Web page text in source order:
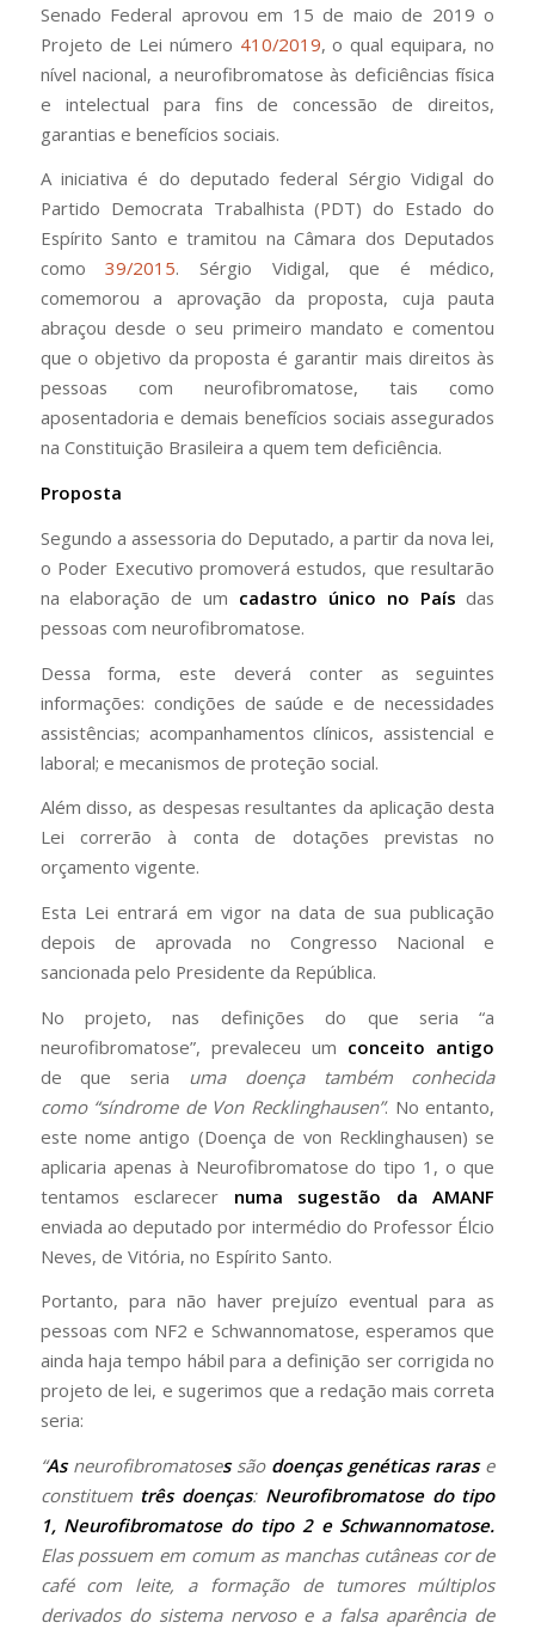
Senado Federal aprovou em 15 de maio de 2019 o
Projeto de Lei número 410/2019, o qual equipara, no
nível nacional, a neurofibromatose às deficiências física
e intelectual para fins de concessão de direitos,
garantias e benefícios sociais.
A iniciativa é do deputado federal Sérgio Vidigal do
Partido Democrata Trabalhista (PDT) do Estado do
Espírito Santo e tramitou na Câmara dos Deputados
como39/2015. Sérgio Vidigal, que é médico,
comemorou a aprovação da proposta, cuja pauta
abraçou desde o seu primeiro mandato e comentou
que o objetivo da proposta é garantir mais direitos às
pessoas com neurofibromatose, tais como
aposentadoria e demais benefícios sociais assegurados
na Constituição Brasileira a quem tem deficiência.
Proposta
Segundo a assessoria do Deputado, a partir da nova lei,
o Poder Executivo promoverá estudos, que resultarão
na elaboração de um cadastro único no País das
pessoas com neurofibromatose.
Dessa forma, este deverá conter as seguintes
informações: condições de saúde e de necessidades
assistências; acompanhamentos clínicos, assistencial e
laboral; e mecanismos de proteção social.
Além disso, as despesas resultantes da aplicação desta
Lei correrão à conta de dotações previstas no
orçamento vigente.
Esta Lei entrará em vigor na data de sua publicação
depois de aprovada no Congresso Nacional e
sancionada pelo Presidente da República.
No projeto, nas definições do que seria “a
neurofibromatose”, prevaleceu um conceito antigo
de que seria uma doença também conhecida
como “síndrome de Von Recklinghausen”. No entanto,
este nome antigo (Doença de von Recklinghausen) se
aplicaria apenas à Neurofibromatose do tipo 1, o que
tentamos esclarecer numa sugestão da AMANF
enviada ao deputado por intermédio do Professor Élcio
Neves, de Vitória, no Espírito Santo.
Portanto, para não haver prejuízo eventual para as
pessoas com NF2 e Schwannomatose, esperamos que
ainda haja tempo hábil para a definição ser corrigida no
projeto de lei, e sugerimos que a redação mais correta
seria:
“Asneurofibromatosessão doenças genéticas rarase
constituem três doenças: Neurofibromatose do tipo
1, Neurofibromatose do tipo 2 e Schwannomatose.
Elas possuem em comum as manchas cutâneas cor de
café com leite, a formação de tumores múltiplos
derivados do sistema nervoso e a falsa aparência de